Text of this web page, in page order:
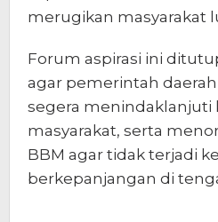
merugikan masyarakat
Forum aspirasi ini
agar pemerintah
segera menindaklanjuti
masyarakat, serta
BBM agar tidak terjadi
berkepanjangan di